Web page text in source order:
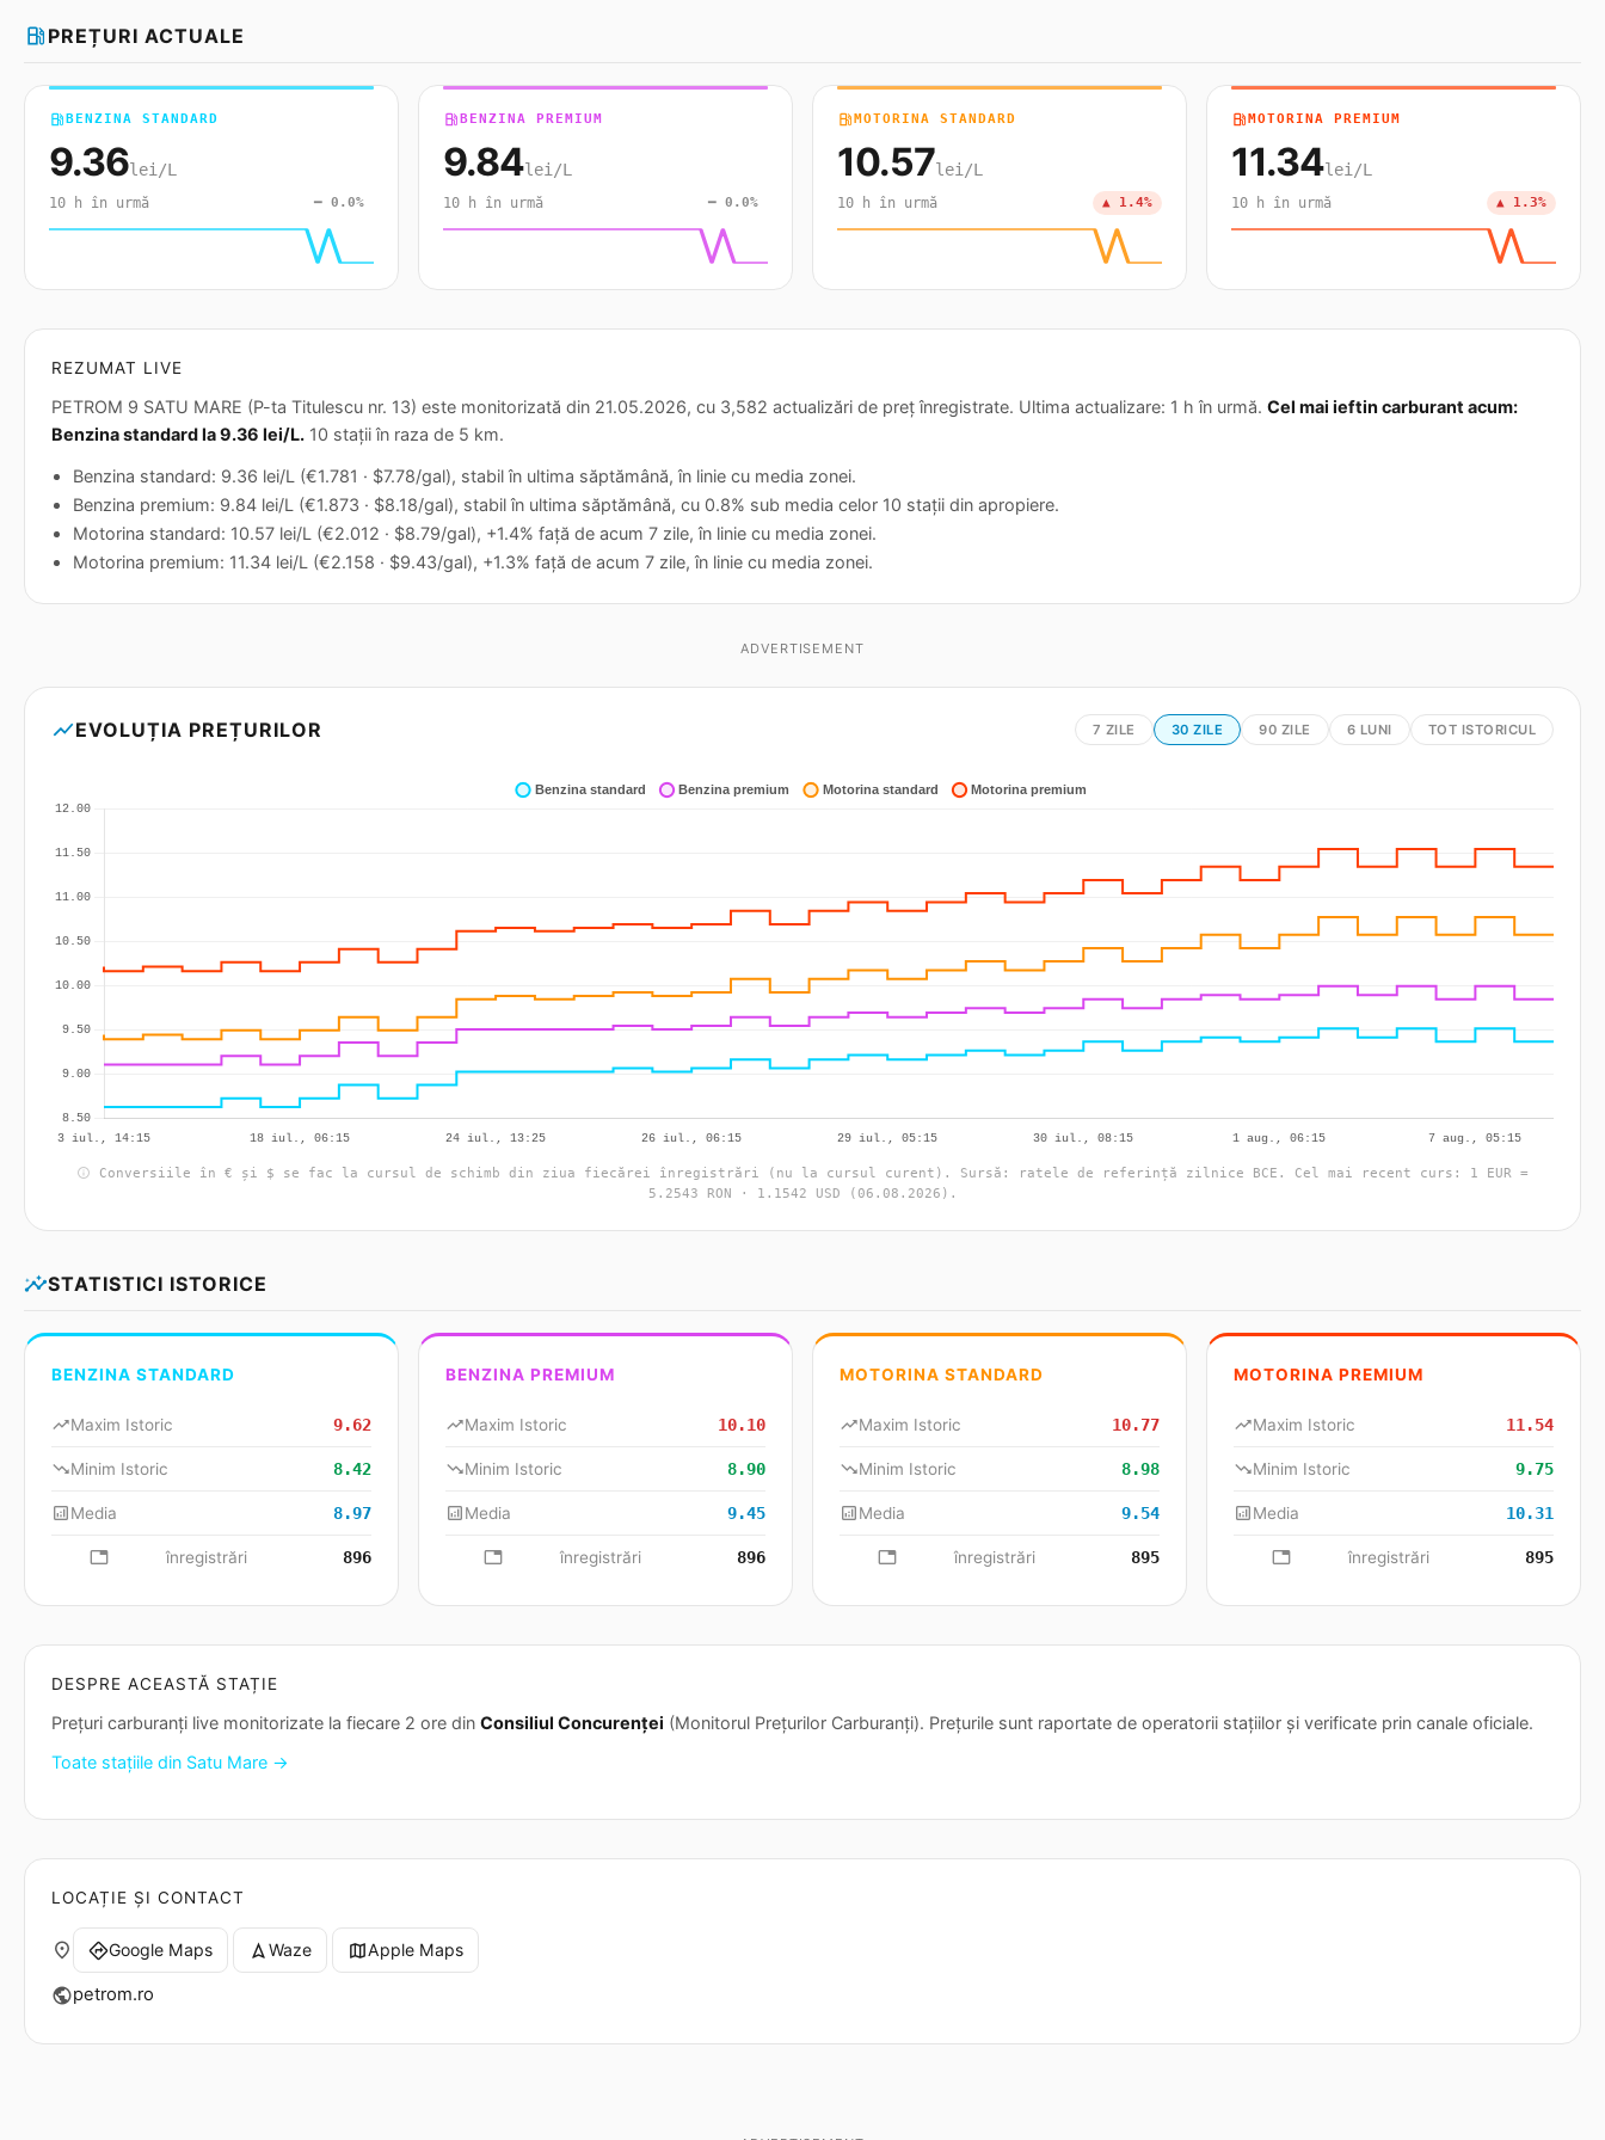
local_gas_station PREȚURI ACTUALE
local_gas_stationBENZINA STANDARD
9.36lei/L
10 h în urmă ━ 0.0%
local_gas_stationBENZINA PREMIUM
9.84lei/L
10 h în urmă ━ 0.0%
local_gas_stationMOTORINA STANDARD
10.57lei/L
10 h în urmă ▲ 1.4%
local_gas_stationMOTORINA PREMIUM
11.34lei/L
10 h în urmă ▲ 1.3%
REZUMAT LIVE
PETROM 9 SATU MARE (P-ta Titulescu nr. 13) este monitorizată din 21.05.2026, cu 3,582 actualizări de preț înregistrate. Ultima actualizare: 1 h în urmă. Cel mai ieftin carburant acum:
Benzina standard la 9.36 lei/L. 10 stații în raza de 5 km.
Benzina standard: 9.36 lei/L (€1.781 · $7.78/gal), stabil în ultima săptămână, în linie cu media zonei.
Benzina premium: 9.84 lei/L (€1.873 · $8.18/gal), stabil în ultima săptămână, cu 0.8% sub media celor 10 stații din apropiere.
Motorina standard: 10.57 lei/L (€2.012 · $8.79/gal), +1.4% față de acum 7 zile, în linie cu media zonei.
Motorina premium: 11.34 lei/L (€2.158 · $9.43/gal), +1.3% față de acum 7 zile, în linie cu media zonei.
ADVERTISEMENT
show_chartEVOLUȚIA PREȚURILOR 7 ZILE 30 ZILE 90 ZILE 6 LUNI TOT ISTORICUL
info
Conversiile în € și $ se fac la cursul de schimb din ziua fiecărei înregistrări (nu la cursul curent). Sursă: ratele de referință zilnice BCE. Cel mai recent curs: 1 EUR =
5.2543 RON · 1.1542 USD (06.08.2026).
insightsSTATISTICI ISTORICE
BENZINA STANDARD
trending_upMaxim Istoric 9.62
trending_downMinim Istoric 8.42
analyticsMedia 8.97
database înregistrări 896
BENZINA PREMIUM
trending_upMaxim Istoric 10.10
trending_downMinim Istoric 8.90
analyticsMedia 9.45
database înregistrări 896
MOTORINA STANDARD
trending_upMaxim Istoric 10.77
trending_downMinim Istoric 8.98
analyticsMedia 9.54
database înregistrări 895
MOTORINA PREMIUM
trending_upMaxim Istoric 11.54
trending_downMinim Istoric 9.75
analyticsMedia 10.31
database înregistrări 895
DESPRE ACEASTĂ STAȚIE
Prețuri carburanți live monitorizate la fiecare 2 ore din Consiliul Concurenței (Monitorul Prețurilor Carburanți). Prețurile sunt raportate de operatorii stațiilor și verificate prin canale oficiale.
Toate stațiile din Satu Mare →
LOCAȚIE ȘI CONTACT
place directionsGoogle Maps navigation Waze mapApple Maps
publicpetrom.ro